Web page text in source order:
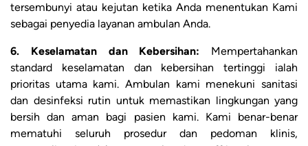
tersembunyi atau kejutan ketika Anda menentukan Kami
sebagai penyedia layanan ambulan Anda.
6. Keselamatan dan Kebersihan: Mempertahankan
standard keselamatan dan kebersihan tertinggi ialah
prioritas utama kami. Ambulan kami menekuni sanitasi
dan desinfeksi rutin untuk memastikan lingkungan yang
bersih dan aman bagi pasien kami. Kami benar-benar
mematuhi seluruh prosedur dan pedoman klinis,